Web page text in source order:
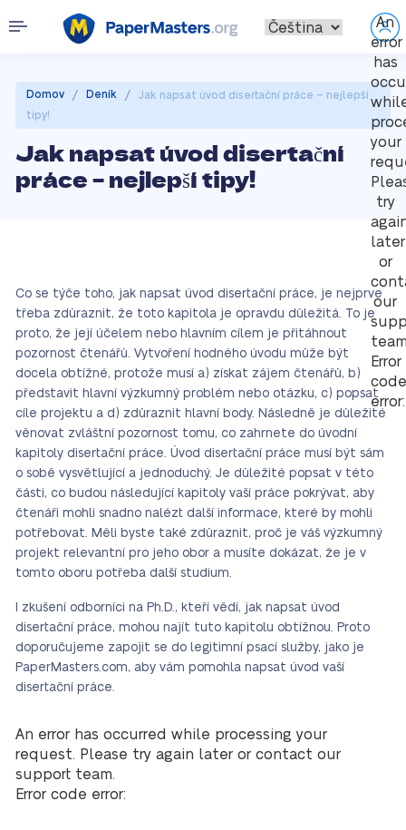
An
error
has
your
try
later
or
our
Error
code
error:
Domov / Deník /
Jak napsat úvod disertační práce – nejlepší
tipy!
Jak napsat úvod disertační
práce – nejlepší tipy!
Co se týče toho, jak napsat úvod disertační práce, je nejprve
třeba zdůraznit, že toto kapitola je opravdu důležitá. To je
proto, že její účelem nebo hlavním cílem je přitáhnout
pozornost čtenářů. Vytvoření hodného úvodu může být
docela obtížné, protože musí a) získat zájem čtenářů, b)
představit hlavní výzkumný problém nebo otázku, c) popsat
cíle projektu a d) zdůraznit hlavní body. Následně je důležité
věnovat zvláštní pozornost tomu, co zahrnete do úvodní
kapitoly disertační práce. Úvod disertační práce musí být sám
o sobě vysvětlující a jednoduchý. Je důležité popsat v této
části, co budou následující kapitoly vaší práce pokrývat, aby
čtenáři mohli snadno nalézt další informace, které by mohli
potřebovat. Měli byste také zdůraznit, proč je váš výzkumný
projekt relevantní pro jeho obor a musíte dokázat, že je v
tomto oboru potřeba další studium.
I zkušení odborníci na Ph.D., kteří vědí, jak napsat úvod
disertační práce, mohou najít tuto kapitolu obtížnou. Proto
doporučujeme zapojit se do legitimní psací služby, jako je
PaperMasters.com, aby vám pomohla napsat úvod vaší
disertační práce.
An error has occurred while processing your
request. Please try again later or contact our
support team.
Error code error: